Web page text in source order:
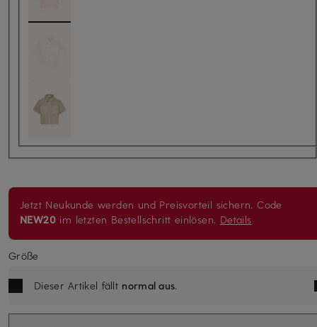
Jetzt Neukunde werden und Preisvorteil sichern. Code
NEW20 im letzten Bestellschritt einlösen. Details
Größe
Dieser Artikel fällt normal aus.